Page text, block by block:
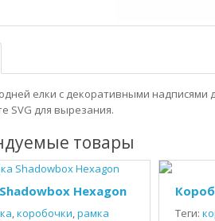
елки с декоративными надписями
SVG для вырезания.
товары
Hexagon
,коробочки,рамка Теги: